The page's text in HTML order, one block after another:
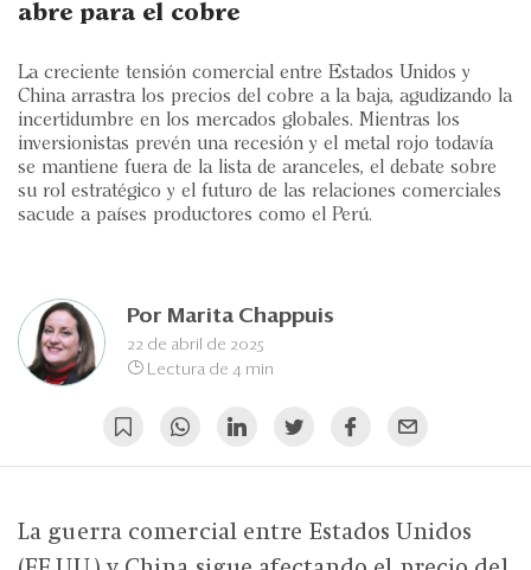
Ranking CEO
Edición Impresa
abre para el cobre
La creciente tensión comercial entre Estados Unidos y
China arrastra los precios del cobre a la baja, agudizando la
incertidumbre en los mercados globales. Mientras los
inversionistas prevén una recesión y el metal rojo todavía
se mantiene fuera de la lista de aranceles, el debate sobre
su rol estratégico y el futuro de las relaciones comerciales
sacude a países productores como el Perú.
Por Marita Chappuis
22 de abril de 2025
Lectura de 4 min
La guerra comercial entre Estados Unidos